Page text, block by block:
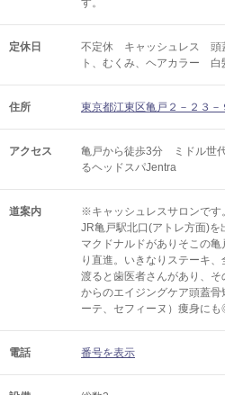
す。
定休日
不定休 キャッシュレス 頭
ト、むくみ、ヘアカラー 白
住所 東京都江東区亀戸２－２３
アクセス
亀戸から徒歩3分 ミドル世
るヘッドスパJentra
道案内
※キャッシュレスサロンです
JR亀戸駅北口(アトレ方面)を
マクドナルドがありそこの
り直進。いきなりステーキ
渡ると歯医者さんがあり、
からのエイジングケア頭蓋
ーテ、セフィーヌ）痩身に
電話 番号を表示